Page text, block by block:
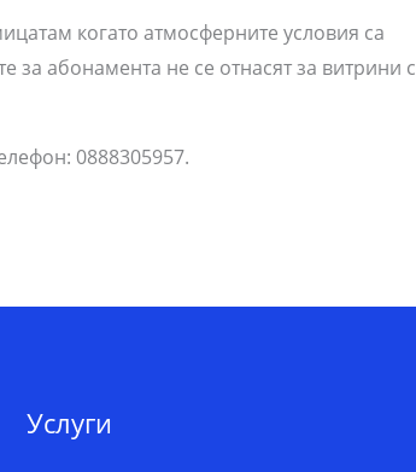
когато атмосферните условия са
за абонамента не се отнасят за витрини с
0888305957.
Услуги